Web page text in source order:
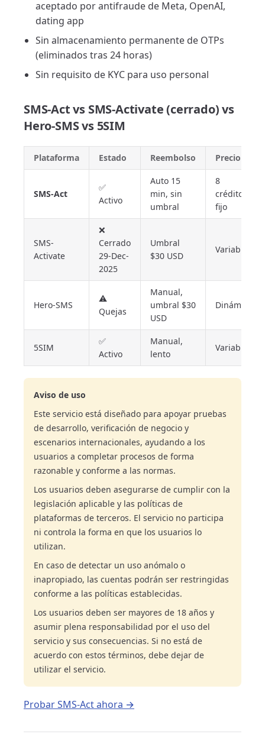
aceptado por antifraude de Meta, OpenAI,
dating app
Sin almacenamiento permanente de OTPs
(eliminados tras 24 horas)
Sin requisito de KYC para uso personal
SMS-Act vs SMS-Activate (cerrado) vs
Hero-SMS vs 5SIM
Plataforma Estado Reembolso Precio
SMS-Act
✅
Activo
Auto 15
min, sin
umbral
8
créditos
fijo
SMS-
Activate
❌
Cerrado
29-Dec-
2025
Umbral
$30 USD
Variable
Hero-SMS
⚠️
Quejas
Manual,
umbral $30
USD
Dinámico
5SIM
✅
Activo
Manual,
lento
Variable
Aviso de uso
Este servicio está diseñado para apoyar pruebas
de desarrollo, verificación de negocio y
escenarios internacionales, ayudando a los
usuarios a completar procesos de forma
razonable y conforme a las normas.
Los usuarios deben asegurarse de cumplir con la
legislación aplicable y las políticas de
plataformas de terceros. El servicio no participa
ni controla la forma en que los usuarios lo
utilizan.
En caso de detectar un uso anómalo o
inapropiado, las cuentas podrán ser restringidas
conforme a las políticas establecidas.
Los usuarios deben ser mayores de 18 años y
asumir plena responsabilidad por el uso del
servicio y sus consecuencias. Si no está de
acuerdo con estos términos, debe dejar de
utilizar el servicio.
Probar SMS-Act ahora →